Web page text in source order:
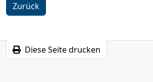
Zurück
Diese Seite drucken